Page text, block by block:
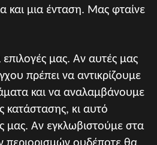
και μια ένταση. Μας φταίνε
επιλογές μας. Αν αυτές μας
πρέπει να αντικρίζουμε
και να αναλαμβάνουμε
κι αυτό
μας. Αν εγκλωβιστούμε στα